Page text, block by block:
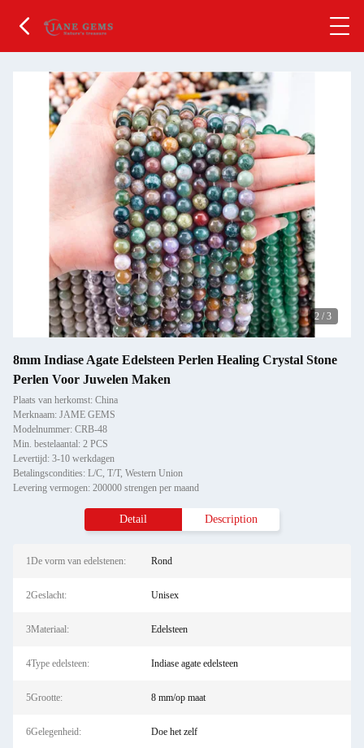
2 / 3
8mm Indiase Agate Edelsteen Perlen Healing Crystal Stone
Perlen Voor Juwelen Maken
Plaats van herkomst: China
Merknaam: JAME GEMS
Modelnummer: CRB-48
Min. bestelaantal: 2 PCS
Levertijd: 3-10 werkdagen
Betalingscondities: L/C, T/T, Western Union
Levering vermogen: 200000 strengen per maand
Detail Description
1De vorm van edelstenen: Rond
2Geslacht: Unisex
3Materiaal: Edelsteen
4Type edelsteen: Indiase agate edelsteen
5Grootte: 8 mm/op maat
6Gelegenheid: Doe het zelf